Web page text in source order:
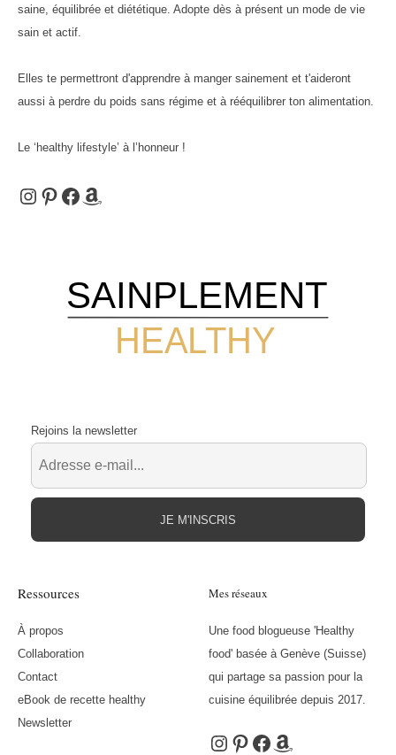
publications
saine, équilibrée et diététique. Adopte dès à présent un mode de vie
sain et actif.
Elles te permettront d'apprendre à manger sainement et t'aideront
aussi à perdre du poids sans régime et à rééquilibrer ton alimentation.
Le ‘healthy lifestyle’ à l’honneur !
Instagram
Pinterest
Facebook
Amazon
HEALTHY
SAINPLEMENT
Ressources
À propos
Collaboration
Contact
eBook de recette healthy
Newsletter
Mes réseaux
Une food blogueuse 'Healthy
food' basée à Genève (Suisse)
qui partage sa passion pour la
cuisine équilibrée depuis 2017.
Instagram
Pinterest
Facebook
Amazon
Rejoins la newsletter
JE M'INSCRIS